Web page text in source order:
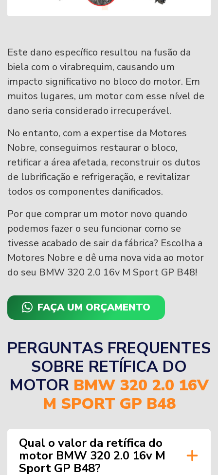
Este dano específico resultou na fusão da
biela com o virabrequim, causando um
impacto significativo no bloco do motor. Em
muitos lugares, um motor com esse nível de
dano seria considerado irrecuperável.
No entanto, com a expertise da Motores
Nobre, conseguimos restaurar o bloco,
retificar a área afetada, reconstruir os dutos
de lubrificação e refrigeração, e revitalizar
todos os componentes danificados.
Por que comprar um motor novo quando
podemos fazer o seu funcionar como se
tivesse acabado de sair da fábrica? Escolha a
Motores Nobre e dê uma nova vida ao motor
do seu BMW 320 2.0 16v M Sport GP B48!
FAÇA UM ORÇAMENTO
PERGUNTAS FREQUENTES
SOBRE RETÍFICA DO
MOTOR BMW 320 2.0 16V
M SPORT GP B48
Qual o valor da retífica do
motor BMW 320 2.0 16v M
Sport GP B48?